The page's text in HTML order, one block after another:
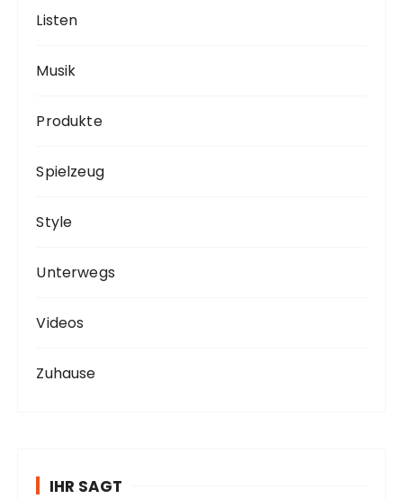
Listen
Musik
Produkte
Spielzeug
Style
Unterwegs
Videos
Zuhause
IHR SAGT